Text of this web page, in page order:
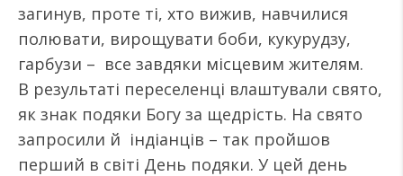
загинув, проте ті, хто вижив, навчилися
полювати, вирощувати боби, кукурудзу,
гарбузи – все завдяки місцевим жителям.
В результаті переселенці влаштували свято,
як знак подяки Богу за щедрість. На свято
запросили й індіанців – так пройшов
перший в світі День подяки. У цей день